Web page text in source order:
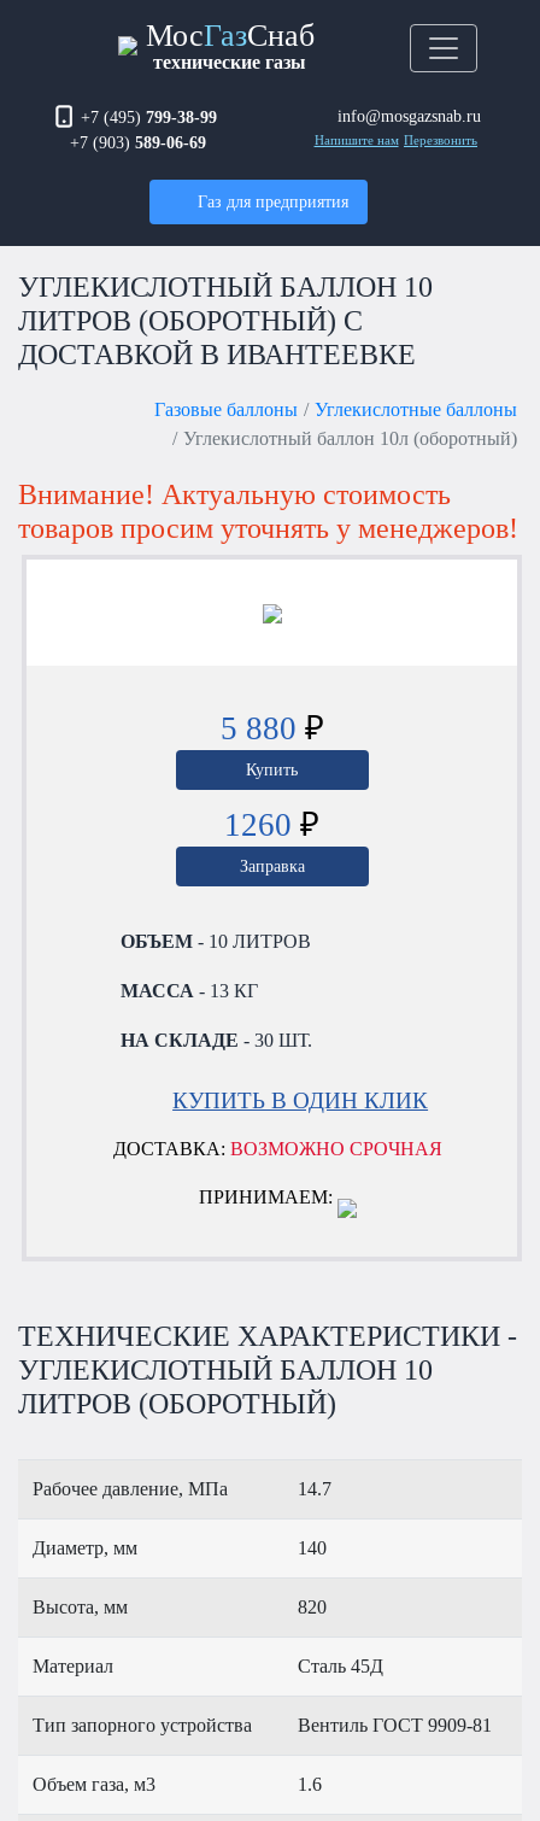
МосГазСнаб
технические газы
+7 (495) 799-38-99
+7 (903) 589-06-69
info@mosgazsnab.ru
Напишите нам Перезвонить
Газ для предприятия
УГЛЕКИСЛОТНЫЙ БАЛЛОН 10
ЛИТРОВ (ОБОРОТНЫЙ) С
ДОСТАВКОЙ В ИВАНТЕЕВКЕ
Газовые баллоны
Углекислотные баллоны
Углекислотный баллон 10л (оборотный)
Внимание! Актуальную стоимость
товаров просим уточнять у менеджеров!
5 880 ₽
Купить
1260 ₽
Заправка
ОБЪЕМ - 10 ЛИТРОВ
МАССА - 13 КГ
НА СКЛАДЕ - 30 ШТ.
КУПИТЬ В ОДИН КЛИК
ДОСТАВКА:ВОЗМОЖНО СРОЧНАЯ
ПРИНИМАЕМ:
ТЕХНИЧЕСКИЕ ХАРАКТЕРИСТИКИ -
УГЛЕКИСЛОТНЫЙ БАЛЛОН 10
ЛИТРОВ (ОБОРОТНЫЙ)
Рабочее давление, МПа 14.7
Диаметр, мм 140
Высота, мм 820
Материал Сталь 45Д
Тип запорного устройства Вентиль ГОСТ 9909-81
Объем газа, м3 1.6